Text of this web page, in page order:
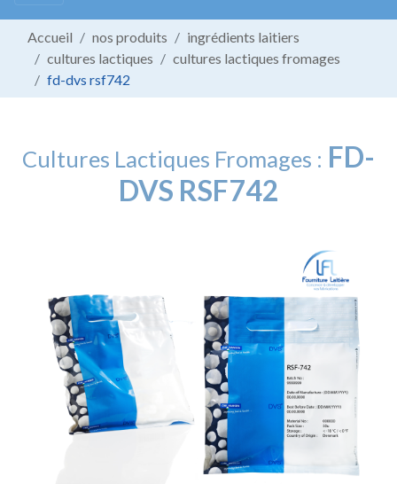
Accueil nos produits
ingrédients laitiers
cultures lactiques
cultures lactiques fromages
fd-dvs rsf742
Cultures Lactiques Fromages : FD-
DVS RSF742